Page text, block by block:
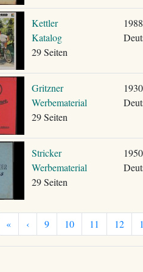
Kettler
Katalog
29 Seiten
1988
Gritzner
Werbematerial
29 Seiten
Stricker
Werbematerial
29 Seiten
« ‹ 9 10 11 12